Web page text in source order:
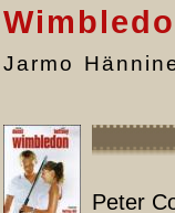
Jarmo
Peter